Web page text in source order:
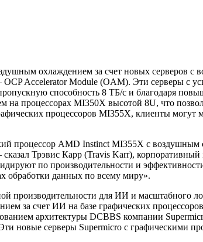
охлаждением за счет новых серверов
Accelerator Module (OAM). Эти серверы с
способность 8 ТБ/с и благодаря
процессорах MI350X высотой 8U, что
процессоров MI355X, клиенты могут
процессор AMD Instinct MI355X с
Трэвис Карр (Travis Karr),
по производительности и
обработки данных по всему миру».
производительности для ИИ и масштабного
за счет ИИ на базе графических
архитектуры DCBBS компании
серверы Supermicro с графическими